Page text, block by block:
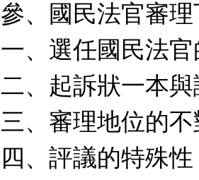
參、國民法官審
一、選任國民法
二、起訴狀一本
三、審理地位的
四、評議的特殊性